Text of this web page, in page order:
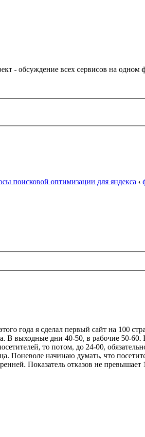
- обсуждение всех сервисов на одном
поисковой оптимизации для яндекса ‹
года я сделал первый сайт на 100
В выходные дни 40-50, в рабочие 50-
то потом, до 24-00,
Поневоле начинаю думать, что
Показатель отказов не